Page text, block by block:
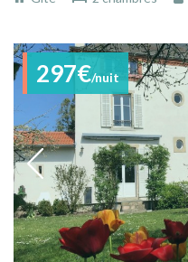
297€/nuit